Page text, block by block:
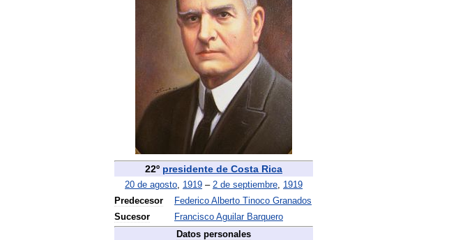
22º presidente de Costa Rica
20 de agosto, 1919 – 2 de septiembre, 1919
Predecesor
Federico Alberto Tinoco Granados
Sucesor
Francisco Aguilar Barquero
Datos personales